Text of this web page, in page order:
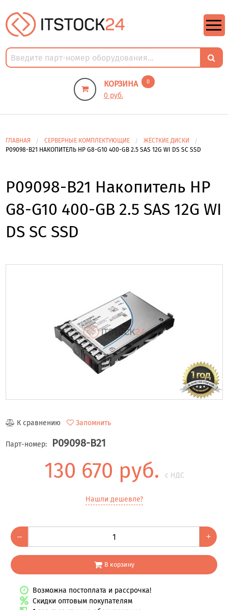
КОРЗИНА 0
0 руб.
ГЛАВНАЯ СЕРВЕРНЫЕ КОМПЛЕКТУЮЩИЕ
ЖЁСТКИЕ ДИСКИ
P09098-B21 НАКОПИТЕЛЬ HP G8-G10 400-GB 2.5 SAS 12G WI DS SC SSD
P09098-B21 Накопитель HP
G8-G10 400-GB 2.5 SAS 12G WI
DS SC SSD
К сравнению Запомнить
Парт-номер: P09098-B21
130 670 руб. с НДС
Нашли дешевле?
– +
В корзину
Возможна постоплата и рассрочка!
Скидки оптовым покупателям